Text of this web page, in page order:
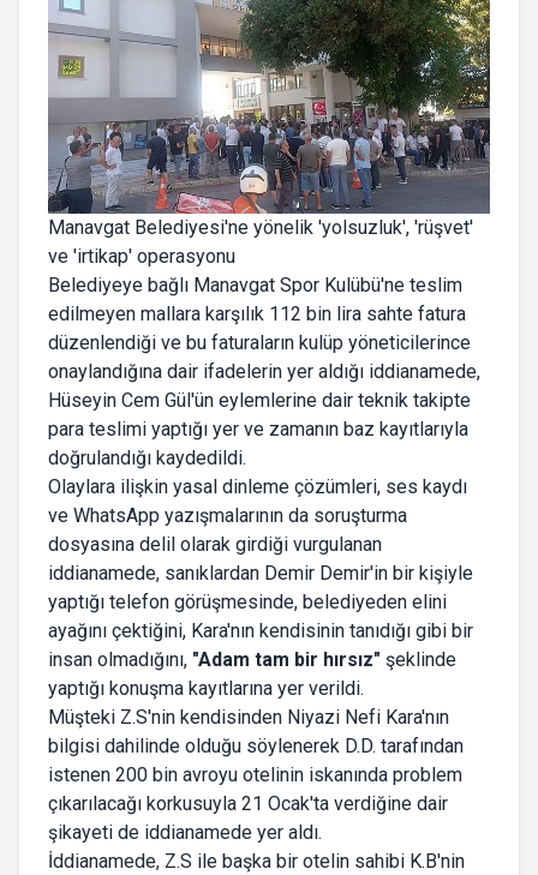
Manavgat Belediyesi'ne yönelik 'yolsuzluk', 'rüşvet'
ve 'irtikap' operasyonu
Belediyeye bağlı Manavgat Spor Kulübü'ne teslim
edilmeyen mallara karşılık 112 bin lira sahte fatura
düzenlendiği ve bu faturaların kulüp yöneticilerince
onaylandığına dair ifadelerin yer aldığı iddianamede,
Hüseyin Cem Gül'ün eylemlerine dair teknik takipte
para teslimi yaptığı yer ve zamanın baz kayıtlarıyla
doğrulandığı kaydedildi.
Olaylara ilişkin yasal dinleme çözümleri, ses kaydı
ve WhatsApp yazışmalarının da soruşturma
dosyasına delil olarak girdiği vurgulanan
iddianamede, sanıklardan Demir Demir'in bir kişiyle
yaptığı telefon görüşmesinde, belediyeden elini
ayağını çektiğini, Kara'nın kendisinin tanıdığı gibi bir
insan olmadığını, "Adam tam bir hırsız" şeklinde
yaptığı konuşma kayıtlarına yer verildi.
Müşteki Z.S'nin kendisinden Niyazi Nefi Kara'nın
bilgisi dahilinde olduğu söylenerek D.D. tarafından
istenen 200 bin avroyu otelinin iskanında problem
çıkarılacağı korkusuyla 21 Ocak'ta verdiğine dair
şikayeti de iddianamede yer aldı.
İddianamede, Z.S ile başka bir otelin sahibi K.B'nin